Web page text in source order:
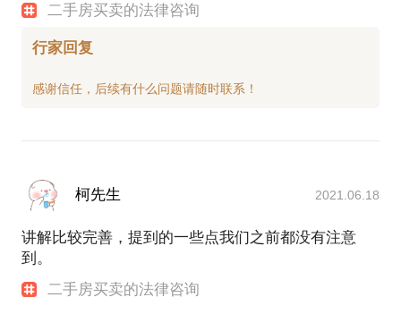
二手房买卖的法律咨询
行家回复
柯先生 2021.06.18
讲解比较完善，提到的一些点我们之前都没有注意
到。
二手房买卖的法律咨询